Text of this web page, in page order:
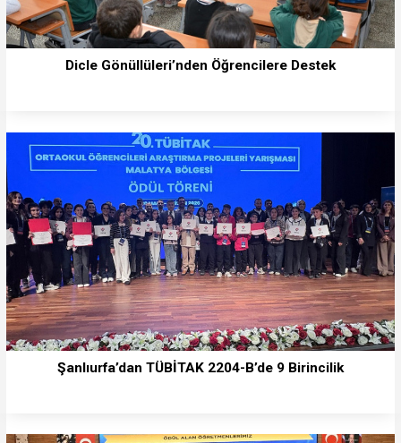
Dicle Gönüllüleri’nden Öğrencilere Destek
Şanlıurfa’dan TÜBİTAK 2204-B’de 9 Birincilik